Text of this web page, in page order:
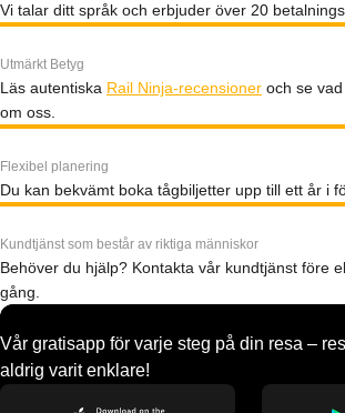
Vi talar ditt språk och erbjuder över 20
Utmärkt Betyg
Läs autentiska Rail Ninja-recensioner och se
om oss.
Flexibel planering
Du kan bekvämt boka tågbiljetter upp till ett år i
Kundtjänst som består av riktiga människor
Behöver du hjälp? Kontakta vår kundtjänst före
gång.
Vår gratisapp för varje steg på din resa –
aldrig varit enklare!